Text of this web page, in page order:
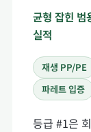
균형 잡힌 범
실적
재생 PP/PE
파레트 입증
등급 #1은